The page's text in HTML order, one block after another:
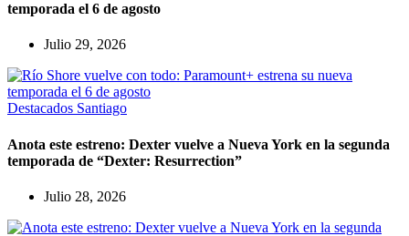
temporada el 6 de agosto
Julio 29, 2026
Destacados Santiago
Anota este estreno: Dexter vuelve a Nueva York en la segunda
temporada de “Dexter: Resurrection”
Julio 28, 2026